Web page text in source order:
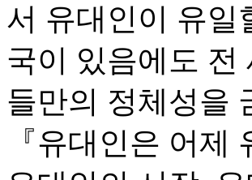
서 유대인이 유일
국이 있음에도 전
들만의 정체성을
『유대인은 어